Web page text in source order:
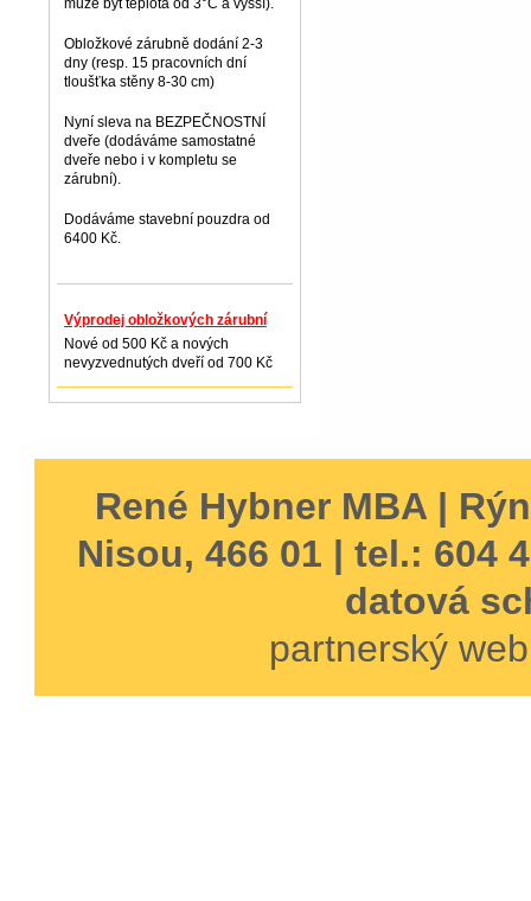
může být teplota od 3°C a vyšší).
Obložkové zárubně dodání 2-3
dny (resp. 15 pracovních dní
tloušťka stěny 8-30 cm)
Nyní sleva na BEZPEČNOSTNÍ
dveře (dodáváme samostatné
dveře nebo i v kompletu se
zárubní).
Dodáváme stavební pouzdra od
6400 Kč.
Výprodej obložkových zárubní
Nové od 500 Kč a nových
nevyzvednutých dveří od 700 Kč
René Hybner MBA |
Nisou, 466 01 | tel.: 604
datová
partnerský